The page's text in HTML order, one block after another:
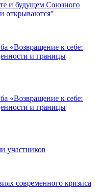
и будущем Союзного
открываются"
«Возвращение к себе:
и границы
«Возвращение к себе:
и границы
участников
современного кризиса